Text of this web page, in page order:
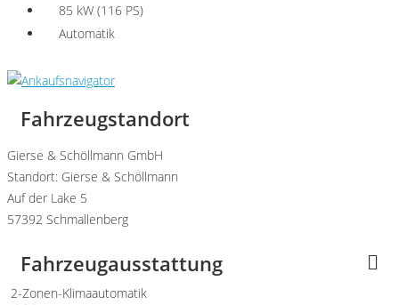
85 kW (116 PS)
Automatik
Fahrzeugstandort
Gierse & Schöllmann GmbH
Standort: Gierse & Schöllmann
Auf der Lake 5
57392 Schmallenberg
Fahrzeugausstattung
2-Zonen-Klimaautomatik